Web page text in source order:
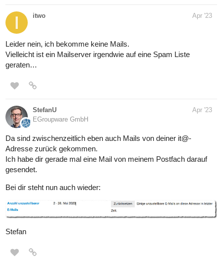
itwo Apr '23
Leider nein, ich bekomme keine Mails.
Vielleicht ist ein Mailserver irgendwie auf eine Spam Liste
geraten…
StefanU
EGroupware GmbH
Apr '23
Da sind zwischenzeitlich eben auch Mails von deiner it@-
Adresse zurück gekommen.
Ich habe dir gerade mal eine Mail von meinem Postfach darauf
gesendet.
Bei dir steht nun auch wieder:
Stefan